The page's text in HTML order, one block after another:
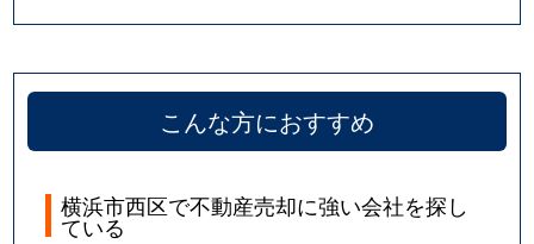
こんな方におすすめ
横浜市西区で不動産売却に強い会社を探し
ている